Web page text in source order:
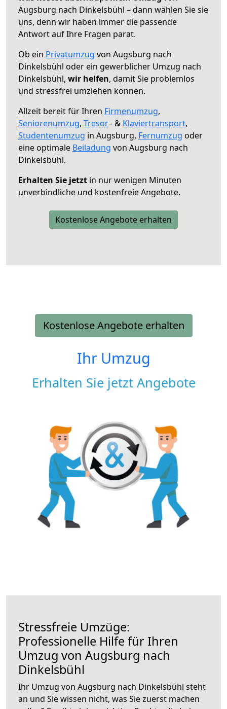
Augsburg nach Dinkelsbühl – dann wählen Sie sie
uns, denn wir haben immer die passende
Antwort auf Ihre Fragen parat.
Ob ein Privatumzug von Augsburg nach
Dinkelsbühl oder ein gewerblicher Umzug nach
Dinkelsbühl, wir helfen, damit Sie problemlos
und stressfrei umziehen können.
Allzeit bereit für Ihren Firmenumzug,
Seniorenumzug, Tresor– & Klaviertransport,
Studentenumzug in Augsburg, Fernumzug oder
eine optimale Beiladung von Augsburg nach
Dinkelsbühl.
Erhalten Sie jetzt in nur wenigen Minuten
unverbindliche und kostenfreie Angebote.
Kostenlose Angebote erhalten
Kostenlose Angebote erhalten
Ihr Umzug
Erhalten Sie jetzt Angebote
Stressfreie Umzüge:
Professionelle Hilfe für Ihren
Umzug von Augsburg nach
Dinkelsbühl
Ihr Umzug von Augsburg nach Dinkelsbühl steht
an und Sie wissen nicht, was Sie zuerst machen